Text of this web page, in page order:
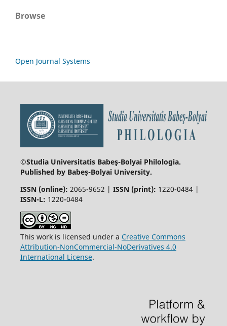
Browse
Open Journal Systems
©Studia Universitatis Babeş-Bolyai Philologia.
Published by Babeș-Bolyai University.
ISSN (online): 2065-9652 | ISSN (print): 1220-0484 |
ISSN-L: 1220-0484
This work is licensed under a Creative Commons
Attribution-NonCommercial-NoDerivatives 4.0
International License.